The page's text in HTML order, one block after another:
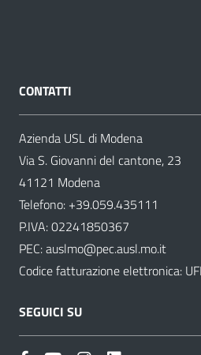
CONTATTI
Azienda USL di Modena
Via S. Giovanni del cantone, 23
41121 Modena
Telefono: +39.059.435111
P.IVA: 02241850367
PEC:auslmo@pec.ausl.mo.it
Codice fatturazione elettronica:
SEGUICI SU